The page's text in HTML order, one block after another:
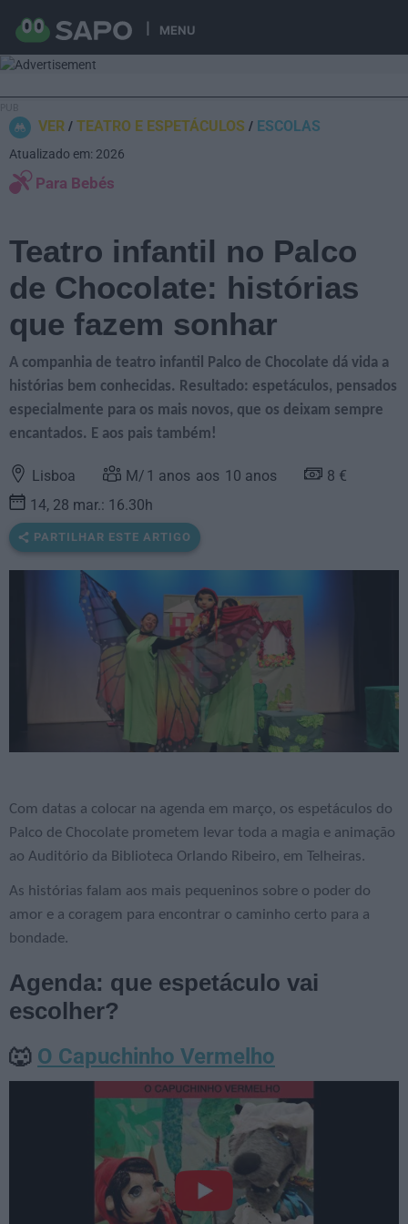
MENU
VER TEATRO E ESPETÁCULOS ESCOLAS
Para Bebés
Teatro infantil no Palco
de Chocolate: histórias
que fazem sonhar
A companhia de teatro infantil Palco de Chocolate dá vida a
histórias bem conhecidas. Resultado: espetáculos, pensados
especialmente para os mais novos, que os deixam sempre
encantados. E aos pais também!
Lisboa 1 anos 10 anos
8 €
14, 28 mar.: 16.30h
PARTILHAR ESTE ARTIGO
Com datas a colocar na agenda em março, os espetáculos do
Palco de Chocolate prometem levar toda a magia e animação
ao Auditório da Biblioteca Orlando Ribeiro, em Telheiras.
As histórias falam aos mais pequeninos sobre o poder do
amor e a coragem para encontrar o caminho certo para a
bondade.
Agenda: que espetáculo vai
escolher?
🐺 O Capuchinho Vermelho
Atualizado em: 2026